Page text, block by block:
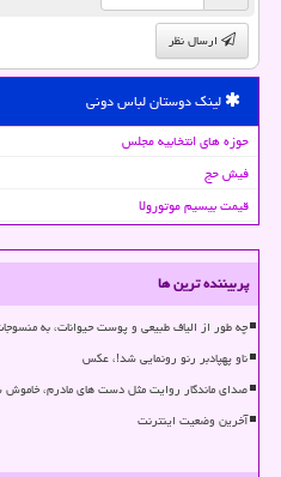
ارسال نظر
لینک دوستان لباس دونی
حوزه های انتخابیه مجلس
فیش حج
قیمت بیسیم موتورولا
پربیننده ترین ها
چه طور از الیاف طبیعی و پوست حیوانات، به
ناو پهپادبر رنو رونمایی شد!، عکس
صدای ماندگار روایت مثل دست های مادرم،
آخرین وضعیت اینترنت